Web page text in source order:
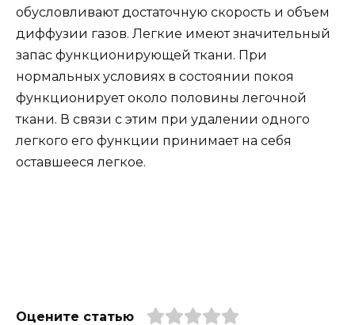
обусловливают достаточную скорость и объем
диффузии газов. Легкие имеют значительный
запас функционирующей ткани. При
нормальных условиях в состоянии покоя
функционирует около половины легочной
ткани. В связи с этим при удалении одного
легкого его функции принимает на себя
оставшееся легкое.
Оцените статью